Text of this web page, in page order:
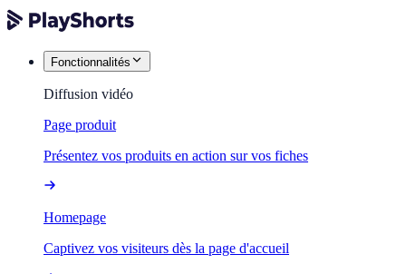
Fonctionnalités
Diffusion vidéo
Page produit
Présentez vos produits en action sur vos fiches
Homepage
Captivez vos visiteurs dès la page d'accueil